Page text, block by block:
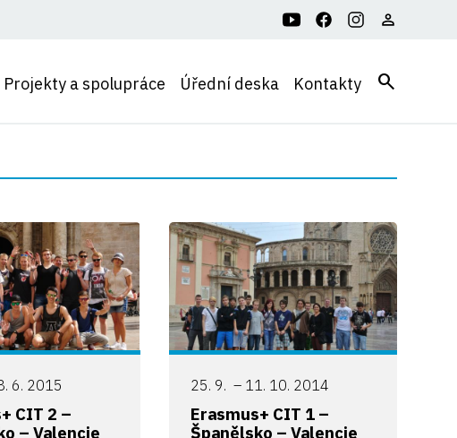
Projekty a spolupráce Úřední deska Kontakty search
6. 2015
CIT 2 –
– Valencie
25. 9. – 11. 10. 2014
Erasmus+ CIT 1 –
Španělsko – Valencie